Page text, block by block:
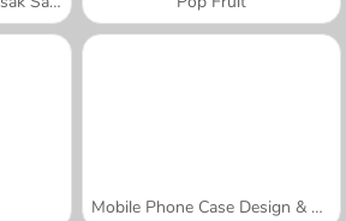
Mobile Phone Case Design & DIY